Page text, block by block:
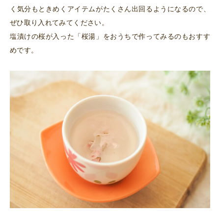
く気分もときめくアイテムがたくさん出回るようになるので、
ぜひ取り入れてみてください。
塩漬けの桜が入った「桜湯」をおうちで作ってみるのもおすす
めです。